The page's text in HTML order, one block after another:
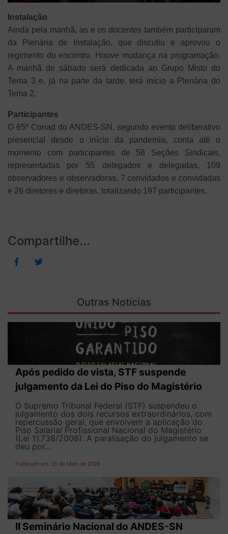
Instalação
Ainda pela manhã, as e os docentes também participaram
da Plenária de Instalação, que discutiu e aprovou o
regimento do encontro. Houve mudança na programação.
A manhã de sábado será dedicada ao Grupo Misto do
Tema 3 e, já na parte da tarde, terá início a Plenária do
Tema 2.
Participantes
O 65º Conad do ANDES-SN, segundo evento deliberativo
presencial desde o início da pandemia, conta até o
momento com participantes de 58 Seções Sindicais,
representadas por 55 delegados e delegadas, 109
observadores e observadoras, 7 convidados e convidadas
e 26 diretores e diretoras, totalizando 197 participantes.
Compartilhe...
Outras Notícias
Após pedido de vista, STF suspende
julgamento da Lei do Piso do Magistério
O Supremo Tribunal Federal (STF) suspendeu o
julgamento dos dois recursos extraordinários, com
repercussão geral, que envolvem a aplicação do
Piso Salarial Profissional Nacional do Magistério
(Lei 11.738/2008). A paralisação do julgamento se
deu por...
Publicado em: 25 de Maio de 2026
II Seminário Nacional do ANDES-SN